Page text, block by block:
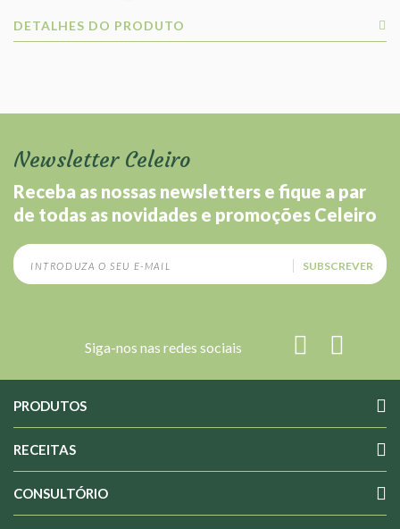
DETALHES DO PRODUTO
Newsletter Celeiro
Receba as nossas newsletters e fique a par
de todas as novidades e promoções Celeiro
SUBSCREVER
Siga-nos nas redes sociais
PRODUTOS
RECEITAS
CONSULTÓRIO